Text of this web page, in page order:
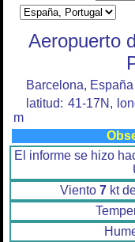
Aeropuerto
Barcelona, España
latitud: 41-17N,
m
El informe se hizo
Viento 7 kt